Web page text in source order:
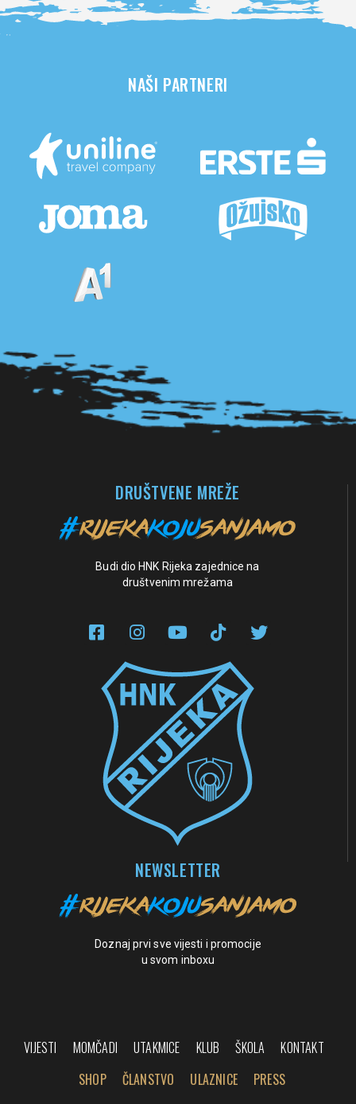
NAŠI PARTNERI
DRUŠTVENE MREŽE
Budi dio HNK Rijeka zajednice na
društvenim mrežama
NEWSLETTER
Doznaj prvi sve vijesti i promocije
u svom inboxu
VIJESTI MOMČADI UTAKMICE KLUB ŠKOLA
KONTAKT
SHOP
ČLANSTVO ULAZNICE PRESS